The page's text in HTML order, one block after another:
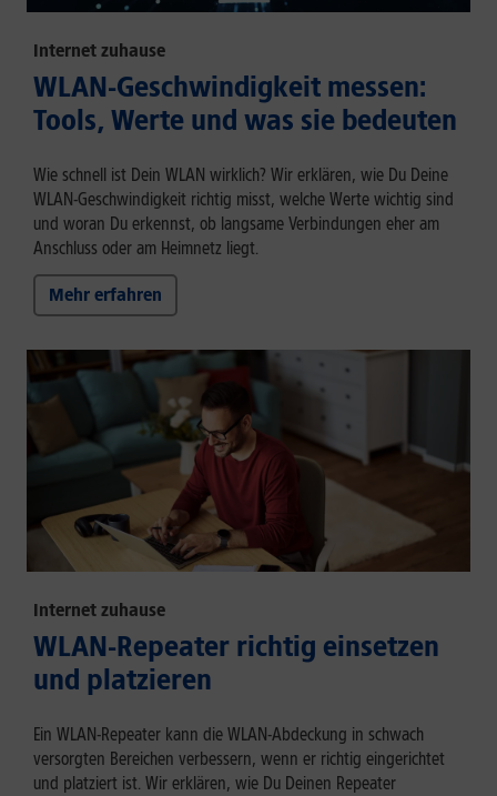
Internet zuhause
WLAN-Geschwindigkeit messen:
Tools, Werte und was sie bedeuten
Wie schnell ist Dein WLAN wirklich? Wir erklären, wie Du Deine
WLAN-Geschwindigkeit richtig misst, welche Werte wichtig sind
und woran Du erkennst, ob langsame Verbindungen eher am
Anschluss oder am Heimnetz liegt.
Mehr erfahren
Internet zuhause
WLAN-Repeater richtig einsetzen
und platzieren
Ein WLAN-Repeater kann die WLAN-Abdeckung in schwach
versorgten Bereichen verbessern, wenn er richtig eingerichtet
und platziert ist. Wir erklären, wie Du Deinen Repeater